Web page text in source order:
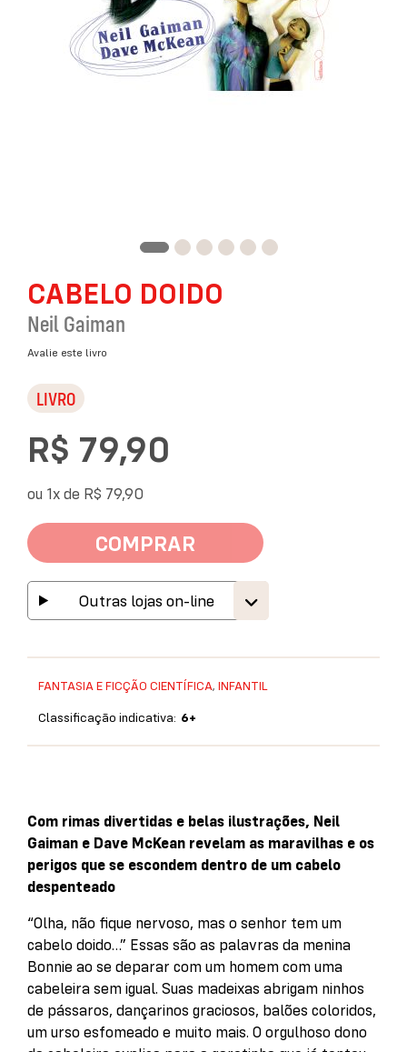
Galeria
imagens
CABELO DOIDO
Neil Gaiman
Avalie este livro
LIVRO
COMPRAR
R$ 79,90
ou 1x de R$ 79,90
Outras lojas on-line
FANTASIA E FICÇÃO CIENTÍFICA, INFANTIL
Classificação indicativa: 6+
Com rimas divertidas e belas ilustrações, Neil
Gaiman e Dave McKean revelam as maravilhas e os
perigos que se escondem dentro de um cabelo
despenteado
“Olha, não fique nervoso, mas o senhor tem um
cabelo doido…” Essas são as palavras da menina
Bonnie ao se deparar com um homem com uma
cabeleira sem igual. Suas madeixas abrigam ninhos
de pássaros, dançarinos graciosos, balões coloridos,
um urso esfomeado e muito mais. O orgulhoso dono